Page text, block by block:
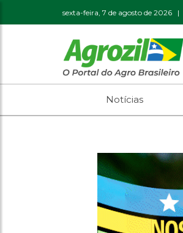
sexta-feira, 7 de agosto de 2026 |
Notícias